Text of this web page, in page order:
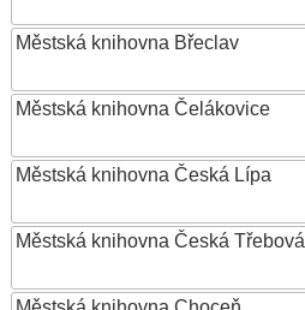
Městská knihovna Břeclav
Městská knihovna Čelákovice
Městská knihovna Česká Lípa
Městská knihovna Česká Třebová